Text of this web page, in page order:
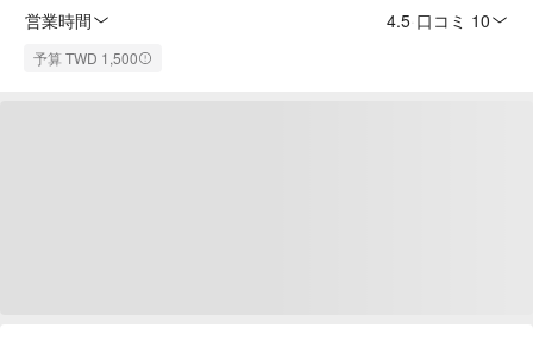
営業時間
4.5· 口コミ 10
予算 TWD 1,500